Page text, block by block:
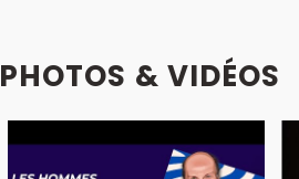
PHOTOS & VIDÉOS